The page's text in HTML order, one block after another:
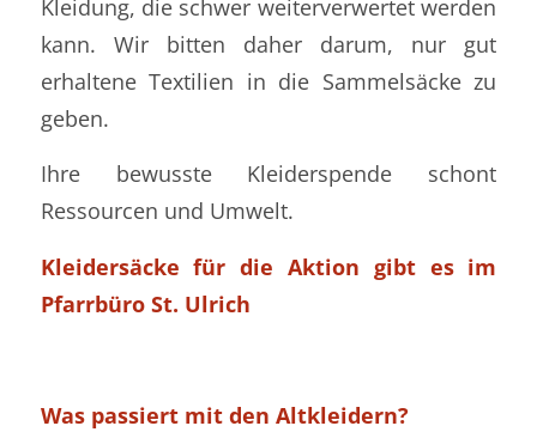
Kleidung, die schwer weiterverwertet werden
kann. Wir bitten daher darum, nur gut
erhaltene Textilien in die Sammelsäcke zu
geben.
Ihre bewusste Kleiderspende schont
Ressourcen und Umwelt.
Kleidersäcke für die Aktion gibt es im
Pfarrbüro St. Ulrich
Was passiert mit den Altkleidern?